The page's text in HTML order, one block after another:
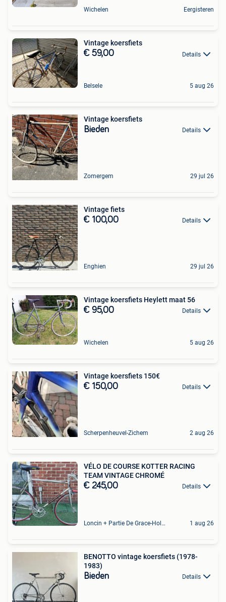
Wichelen Eergisteren
Vintage koersfiets
€ 59,00 Details
Belsele 5 aug 26
Vintage koersfiets
Bieden Details
Zomergem 29 jul 26
Vintage fiets
€ 100,00 Details
Enghien 29 jul 26
Vintage koersfiets Heylett maat 56
€ 95,00 Details
Wichelen 5 aug 26
Vintage koersfiets 150€
€ 150,00 Details
Scherpenheuvel-Zichem 2 aug 26
VÉLO DE COURSE KOTTER RACING
TEAM VINTAGE CHROMÉ
€ 245,00 Details
Loncin + Partie De Grace-Hollogne 1 aug 26
BENOTTO vintage koersfiets (1978-
1983)
Bieden Details